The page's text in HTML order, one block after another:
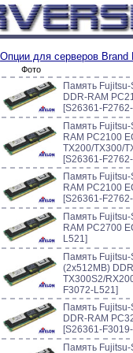
Опции для серверов Brand
Фото
Память
DDR-RAM
[S26361-
Память
RAM PC2100
TX200/TX300/
[S26361-
Память
RAM PC2100
[S26361-
Память
RAM PC2700
L521]
Память
(2х512MB)
TX300S2/
F3072-L521]
Память
DDR-RAM
[S26361-
Память